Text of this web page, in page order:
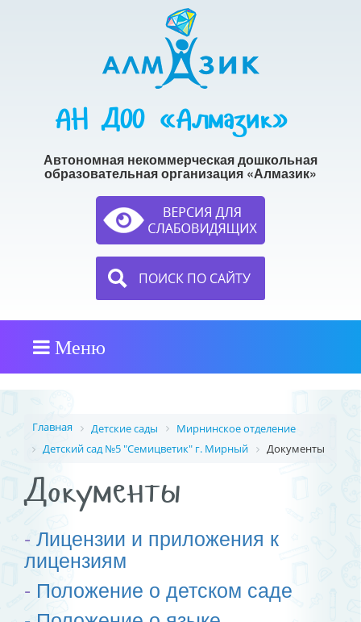
АН ДОО «Алмазик»
Автономная некоммерческая дошкольная
образовательная организация «Алмазик»
ПОИСК ПО САЙТУ
Меню
Главная Детские сады
Мирнинское отделение
Детский сад №5 "Семицветик" г. Мирный
Документы
Документы
- Лицензии и приложения к
лицензиям
- Положение о детском саде